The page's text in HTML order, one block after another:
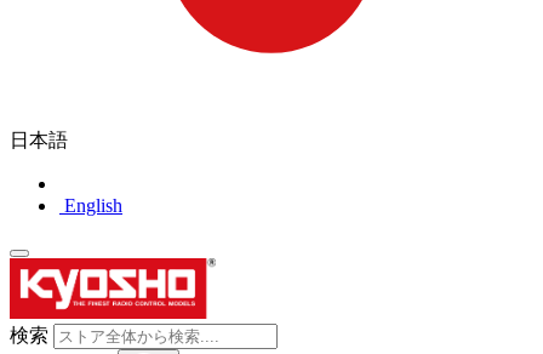
日本語
English
検索